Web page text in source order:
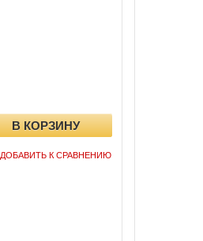
ДОБАВИТЬ К СРАВНЕНИЮ